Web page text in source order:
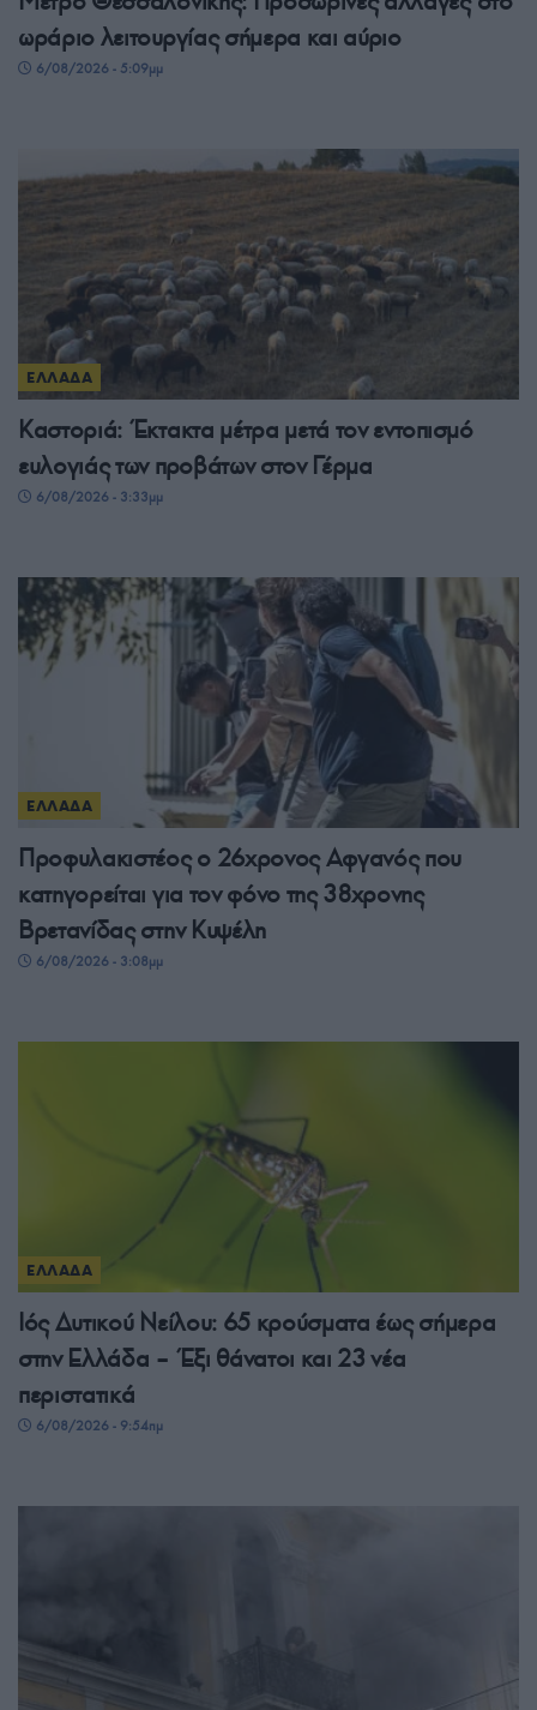
ωράριο λειτουργίας σήμερα και αύριο
6/08/2026 - 5:09μμ
ΕΛΛΑΔΑ
Καστοριά: Έκτακτα μέτρα μετά τον εντοπισμό
ευλογιάς των προβάτων στον Γέρμα
6/08/2026 - 3:33μμ
ΕΛΛΑΔΑ
Προφυλακιστέος ο 26χρονος Αφγανός που
κατηγορείται για τον φόνο της 38χρονης
Βρετανίδας στην Κυψέλη
6/08/2026 - 3:08μμ
ΕΛΛΑΔΑ
Ιός Δυτικού Νείλου: 65 κρούσματα έως σήμερα
στην Ελλάδα – Έξι θάνατοι και 23 νέα
περιστατικά
6/08/2026 - 9:54πμ